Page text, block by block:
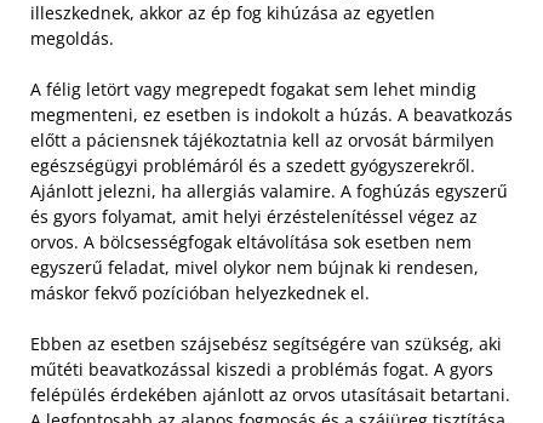
illeszkednek, akkor az ép fog kihúzása az egyetlen
megoldás.
A félig letört vagy megrepedt fogakat sem lehet mindig
megmenteni, ez esetben is indokolt a húzás. A beavatkozás
előtt a páciensnek tájékoztatnia kell az orvosát bármilyen
egészségügyi problémáról és a szedett gyógyszerekről.
Ajánlott jelezni, ha allergiás valamire. A foghúzás egyszerű
és gyors folyamat, amit helyi érzéstelenítéssel végez az
orvos. A bölcsességfogak eltávolítása sok esetben nem
egyszerű feladat, mivel olykor nem bújnak ki rendesen,
máskor fekvő pozícióban helyezkednek el.
Ebben az esetben szájsebész segítségére van szükség, aki
műtéti beavatkozással kiszedi a problémás fogat. A gyors
felépülés érdekében ajánlott az orvos utasításait betartani.